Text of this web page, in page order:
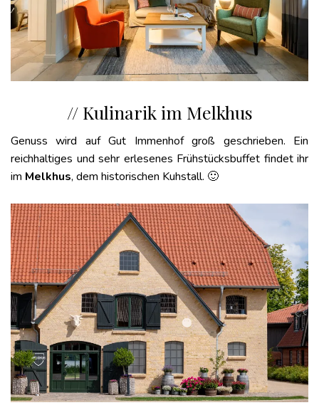
// Kulinarik im Melkhus
Genuss wird auf Gut Immenhof groß geschrieben. Ein
reichhaltiges und sehr erlesenes Frühstücksbuffet findet ihr
im Melkhus, dem historischen Kuhstall. 🙂